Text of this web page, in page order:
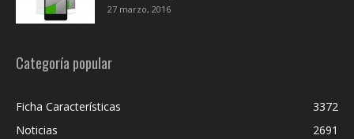
27 marzo, 2016
Categoría popular
Ficha Características
3372
Noticias
2691